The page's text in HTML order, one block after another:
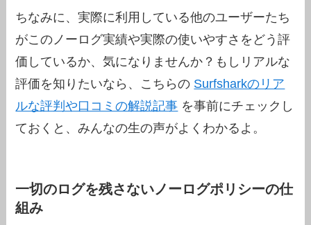
ちなみに、実際に利用している他のユーザーたち
がこのノーログ実績や実際の使いやすさをどう評
価しているか、気になりませんか？もしリアルな
評価を知りたいなら、こちらの Surfsharkのリア
ルな評判や口コミの解説記事 を事前にチェックし
ておくと、みんなの生の声がよくわかるよ。
一切のログを残さないノーログポリシーの仕
組み